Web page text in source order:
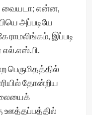
வையடா; என்ன,
அப்படியே
இப்படி
பெருமிதத்தில்
தோன்றிய
ஊத்தப்பத்தில்